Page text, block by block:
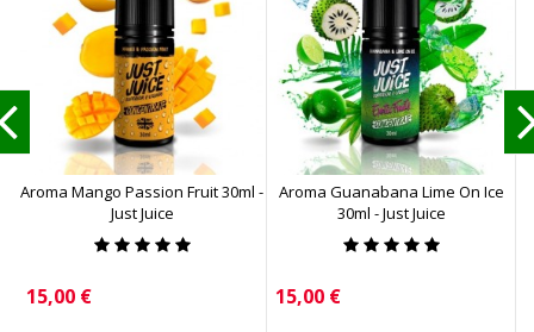
Aroma Mango Passion Fruit 30ml -
Just Juice
Precio
15,00 €
Aroma Guanabana Lime On Ice
30ml - Just Juice
Precio
15,00 €